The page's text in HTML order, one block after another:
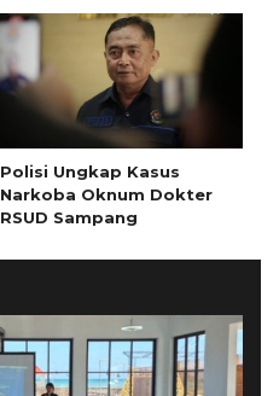
Polisi Ungkap Kasus
Narkoba Oknum Dokter
RSUD Sampang